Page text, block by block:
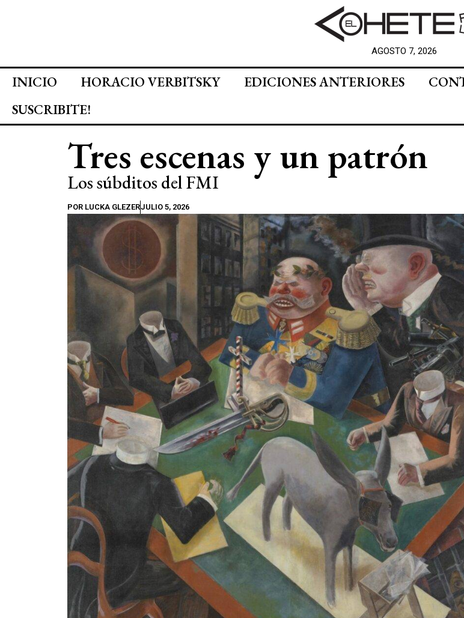
AGOSTO 7, 2026
INICIO HORACIO VERBITSKY EDICIONES ANTERIORES
SUSCRIBITE!
Tres escenas y un patrón
Los súbditos del FMI
POR LUCKA GLEZERJULIO 5, 2026